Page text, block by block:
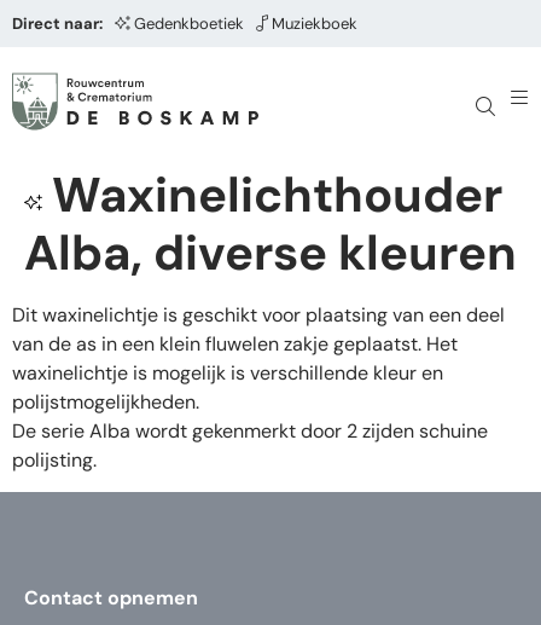
Direct naar: Gedenkboetiek Muziekboek
Waxinelichthouder
Alba, diverse kleuren
Dit waxinelichtje is geschikt voor plaatsing van een deel
van de as in een klein fluwelen zakje geplaatst. Het
waxinelichtje is mogelijk is verschillende kleur en
polijstmogelijkheden.
De serie Alba wordt gekenmerkt door 2 zijden schuine
polijsting.
Contact opnemen